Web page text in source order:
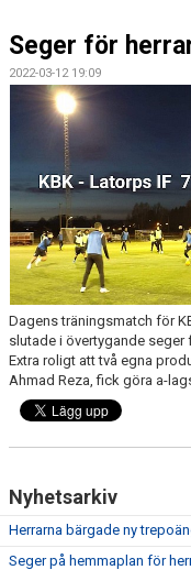
DOKUMENT
KONTAKT
MATCHER
DIVISION 4 VÄSTMANLAND
Seger för
2022-03-12 19:09
Dagens träningsmatch för
slutade i övertygande
Extra roligt att två egna
Ahmad Reza, fick göra a-
Nyhetsarkiv
Herrarna bärgade ny
Seger på hemmaplan för